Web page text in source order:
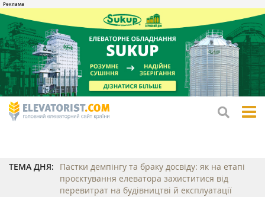
ТЕМА ДНЯ:
Пастки демпінгу та браку досвіду: як на етапі
проєктування елеватора захиститися від
перевитрат на будівництві й експлуатації